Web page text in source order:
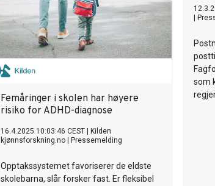
Fremfor å svekke kompetansekravene
bør man heller se på om dagens
kommunestruktur er bærekraftig og finne
løsninger på de grunnleggende
problemene til kommunene, nemlig svak
kommuneøkonomi og mangel på
Femåringer i skolen har høyere
risiko for ADHD-diagnose
16.4.2025 10:03:46 CEST
Kilden
kjønnsforskning.no
Pressemelding
Opptakssystemet favoriserer de eldste
skolebarna, slår forsker fast. Er fleksibel
som